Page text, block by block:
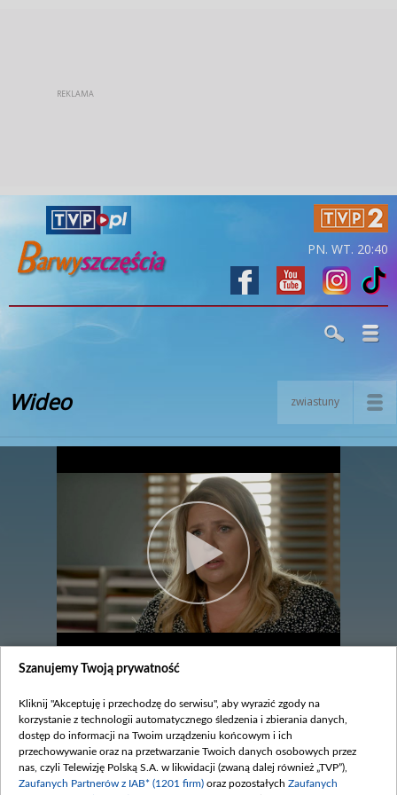
PN. WT. 20:40
Wideo zwiastuny
legenda
Zobacz również
Szanujemy Twoją prywatność
Kliknij "Akceptuję i przechodzę do serwisu", aby wyrazić zgody na
korzystanie z technologii automatycznego śledzenia i zbierania danych,
dostęp do informacji na Twoim urządzeniu końcowym i ich
przechowywanie oraz na przetwarzanie Twoich danych osobowych przez
nas, czyli Telewizję Polską S.A. w likwidacji (zwaną dalej również „TVP”),
Zaufanych Partnerów z IAB* (1201 firm) oraz pozostałych Zaufanych